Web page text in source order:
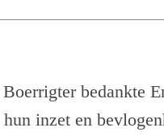
bedankte
inzet en